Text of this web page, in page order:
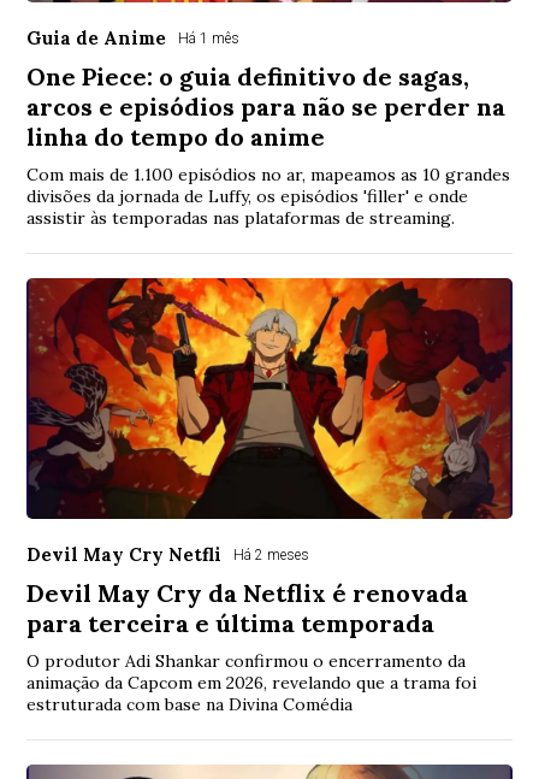
Guia de Anime Há 1 mês
One Piece: o guia definitivo de sagas,
arcos e episódios para não se perder na
linha do tempo do anime
Com mais de 1.100 episódios no ar, mapeamos as 10 grandes
divisões da jornada de Luffy, os episódios 'filler' e onde
assistir às temporadas nas plataformas de streaming.
Devil May Cry Netfli Há 2 meses
Devil May Cry da Netflix é renovada
para terceira e última temporada
O produtor Adi Shankar confirmou o encerramento da
animação da Capcom em 2026, revelando que a trama foi
estruturada com base na Divina Comédia